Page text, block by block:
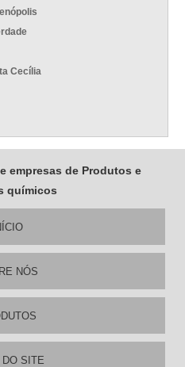
Cecília
empresas de Produtos e
químicos
NÓS
DO SITE